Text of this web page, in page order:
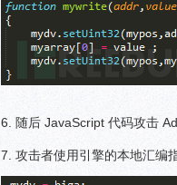
6. 随后 JavaScript 代码攻击
7. 攻击者使用引擎的本地汇编